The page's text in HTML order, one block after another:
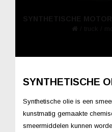
SYNTHETISCHE
Synthetische olie is een
kunstmatig gemaakte
smeermiddelen kunnen